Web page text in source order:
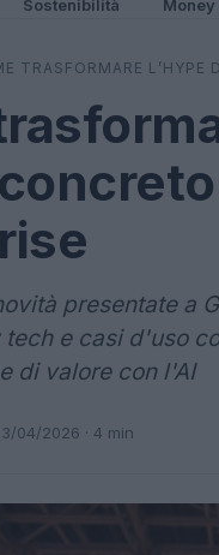
Sostenibilità Money
TRASFORMARE L’HYPE
presentate a
e casi d'uso
di valore con l'AI
04/2026 · 4 min